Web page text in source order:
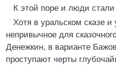
К этой поре и люди
Хотя в уральском сказе и
непривычное для
Денежкин, в варианте
проступают черты